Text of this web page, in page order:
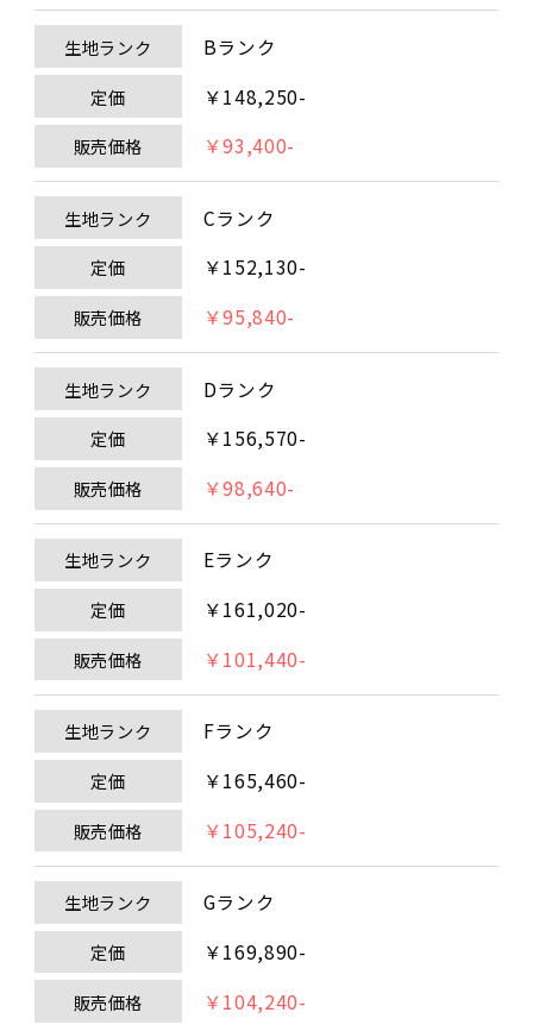
生地ランク Bランク
定価 ￥148,250-
販売価格 ￥93,400-
生地ランク Cランク
定価 ￥152,130-
販売価格 ￥95,840-
生地ランク Dランク
定価 ￥156,570-
販売価格 ￥98,640-
生地ランク Eランク
定価 ￥161,020-
販売価格 ￥101,440-
生地ランク Fランク
定価 ￥165,460-
販売価格 ￥105,240-
生地ランク Gランク
定価 ￥169,890-
販売価格 ￥104,240-